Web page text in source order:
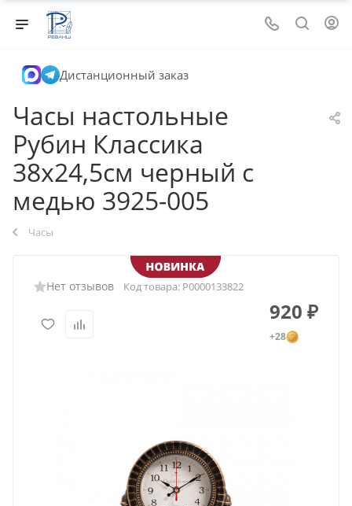
Дистанционный заказ
Часы настольные
Рубин Классика
38х24,5см черный с
медью 3925-005
Часы
Нет отзывов Код товара: Р0000133822
920 ₽
+28